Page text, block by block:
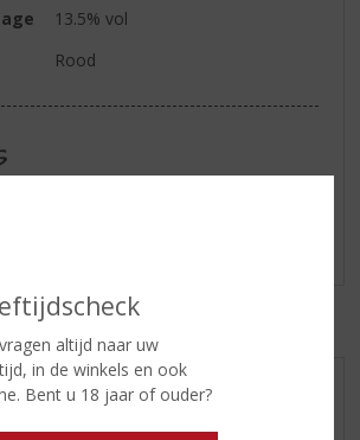
altijd naar uw
in de winkels en ook
Bent u 18 jaar of ouder?
13.5% vol
Rood